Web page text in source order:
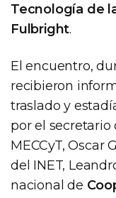
Tecnología de
Fulbright.
El encuentro,
recibieron
traslado y
por el secretario
MECCyT, Oscar
del INET,
nacional de